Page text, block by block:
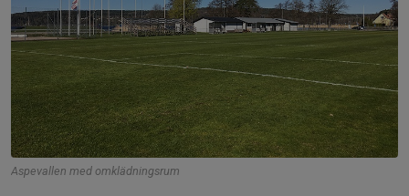
Aspevallen med omklädningsrum